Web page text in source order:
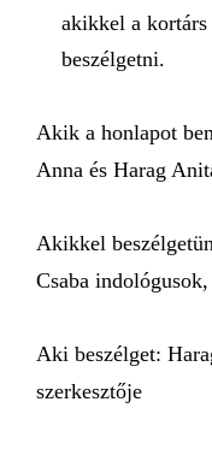
akikkel a
beszélgetni.
Akik a honlapot
Anna és Harag
Akikkel
Csaba
Aki beszélget:
szerkesztője